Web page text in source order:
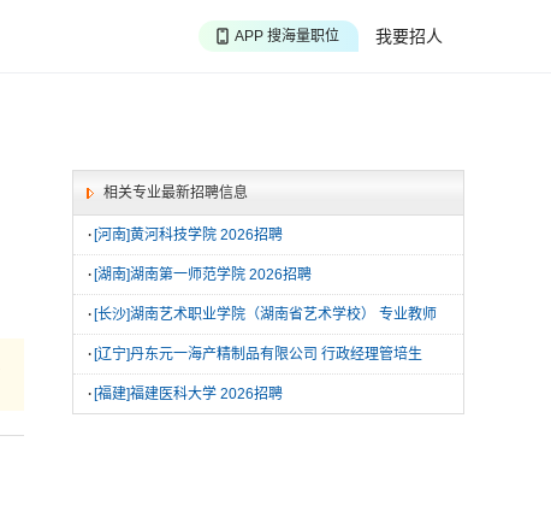
我要招人
APP 聊投递进度
相关专业最新招聘信息
· [河南]黄河科技学院 2026招聘
· [湖南]湖南第一师范学院 2026招聘
· [长沙]湖南艺术职业学院（湖南省艺术学校） 专业教师
· [辽宁]丹东元一海产精制品有限公司 行政经理管培生
· [福建]福建医科大学 2026招聘